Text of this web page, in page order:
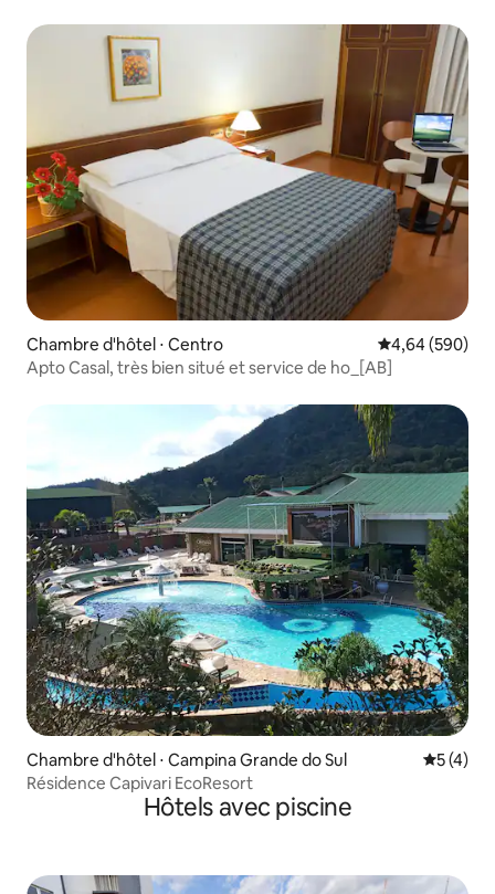
Chambre d'hôtel ⋅ Centro Évaluation
4,64 (590)
Apto Casal, très bien situé et service de ho_[AB]
Chambre d'hôtel ⋅ Campina Grande do Sul
5 (4)
Résidence Capivari EcoResort
Hôtels avec piscine